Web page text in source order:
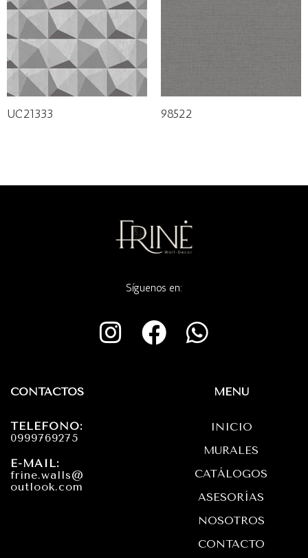
UC21333 98522
Síguenos en:
I
n
F
a
W
h
a
p
p
CONTACTOS
TELÉFONO:
0999769275
E-MAIL:
frine.walls@
outlook.com
MENÚ
INICIO
MURALES
CATÁLOGOS
ASESORÍAS
NOSOTROS
CONTACTO